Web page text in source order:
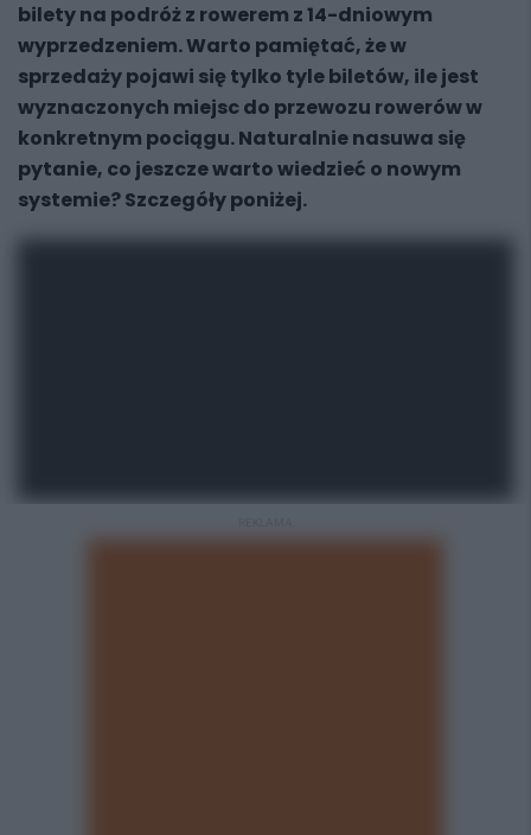
bilety na podróż z rowerem z 14-dniowym
wyprzedzeniem. Warto pamiętać, że w
sprzedaży pojawi się tylko tyle biletów, ile jest
wyznaczonych miejsc do przewozu rowerów w
konkretnym pociągu. Naturalnie nasuwa się
pytanie, co jeszcze warto wiedzieć o nowym
systemie? Szczegóły poniżej.